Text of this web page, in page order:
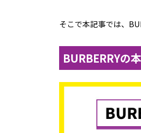
そこで本記事では、
BURBERRYの